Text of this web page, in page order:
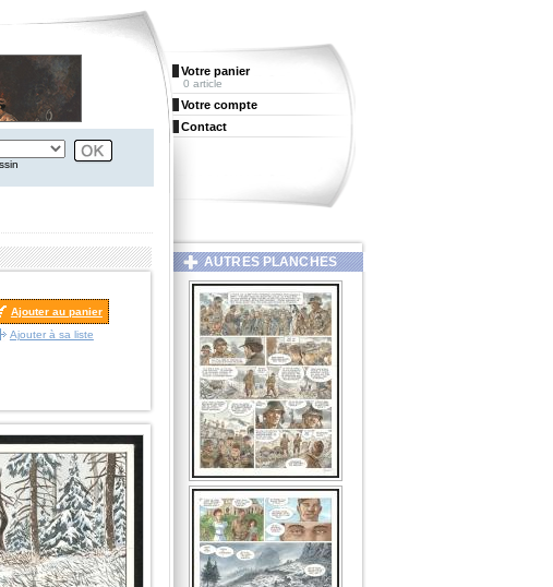
Ajouter au panier
Ajouter à sa liste
Votre panier
0 article
Votre compte
Contact
AUTRES PLANCHES